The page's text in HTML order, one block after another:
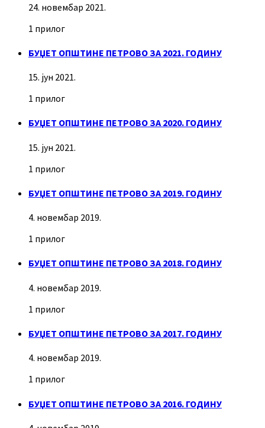
24. новембар 2021.
1 прилог
БУЏЕТ ОПШТИНЕ ПЕТРОВО ЗА 2021. ГОДИНУ
15. јун 2021.
1 прилог
БУЏЕТ ОПШТИНЕ ПЕТРОВО ЗА 2020. ГОДИНУ
15. јун 2021.
1 прилог
БУЏЕТ ОПШТИНЕ ПЕТРОВО ЗА 2019. ГОДИНУ
4. новембар 2019.
1 прилог
БУЏЕТ ОПШТИНЕ ПЕТРОВО ЗА 2018. ГОДИНУ
4. новембар 2019.
1 прилог
БУЏЕТ ОПШТИНЕ ПЕТРОВО ЗА 2017. ГОДИНУ
4. новембар 2019.
1 прилог
БУЏЕТ ОПШТИНЕ ПЕТРОВО ЗА 2016. ГОДИНУ